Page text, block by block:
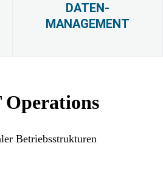
DATEN-
MANAGEMENT
Betriebsstrukturen